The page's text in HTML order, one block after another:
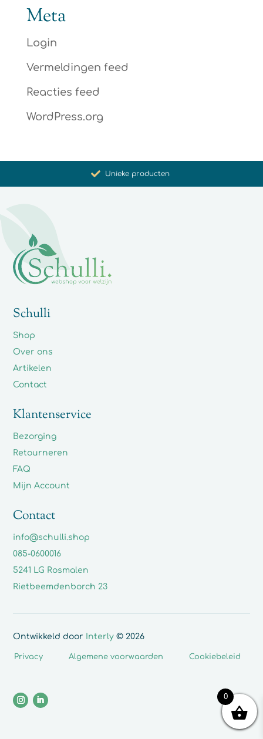
Meta
Login
Vermeldingen feed
Reacties feed
WordPress.org
Unieke producten
Schulli
Shop
Over ons
Artikelen
Contact
Klantenservice
Bezorging
Retourneren
FAQ
Mijn Account
Contact
info@schulli.shop
085-0600016
5241 LG Rosmalen
Rietbeemdenborch 23
Ontwikkeld door Interly © 2026
Privacy Algemene voorwaarden Cookiebeleid
0